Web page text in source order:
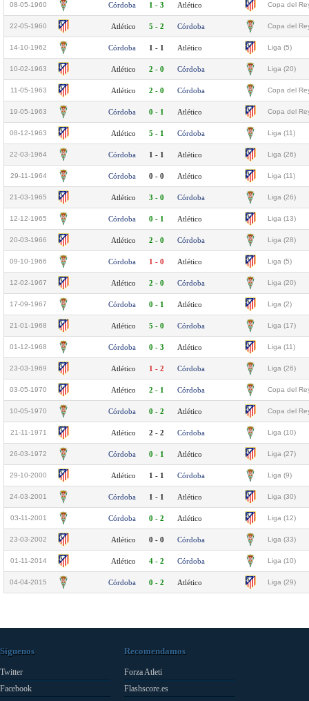
08-05-1960 Córdoba 1 - 3 Atlético Copa del
22-05-1960 Atlético 5 - 2 Córdoba Copa del
14-10-1962 Córdoba 1 - 1 Atlético Liga (5)
10-02-1963 Atlético 2 - 0 Córdoba Liga (20)
11-05-1963 Atlético 2 - 0 Córdoba Copa del
19-05-1963 Córdoba 0 - 1 Atlético Copa del
08-12-1963 Atlético 5 - 1 Córdoba Liga (11)
22-03-1964 Córdoba 1 - 1 Atlético Liga (26)
29-11-1964 Córdoba 0 - 0 Atlético Liga (11)
21-03-1965 Atlético 3 - 0 Córdoba Liga (26)
12-12-1965 Córdoba 0 - 1 Atlético Liga (13)
20-03-1966 Atlético 2 - 0 Córdoba Liga (28)
09-10-1966 Córdoba 1 - 0 Atlético Liga (5)
12-02-1967 Atlético 2 - 0 Córdoba Liga (20)
17-09-1967 Córdoba 0 - 1 Atlético Liga (2)
21-01-1968 Atlético 5 - 0 Córdoba Liga (17)
01-12-1968 Córdoba 0 - 3 Atlético Liga (11)
23-03-1969 Atlético 1 - 2 Córdoba Liga (26)
03-05-1970 Atlético 2 - 1 Córdoba Copa del
10-05-1970 Córdoba 0 - 2 Atlético Copa del
21-11-1971 Atlético 2 - 2 Córdoba Liga (10)
26-03-1972 Córdoba 0 - 1 Atlético Liga (27)
29-10-2000 Atlético 1 - 1 Córdoba Liga (9)
24-03-2001 Córdoba 1 - 1 Atlético Liga (30)
03-11-2001 Córdoba 0 - 2 Atlético Liga (12)
23-03-2002 Atlético 0 - 0 Córdoba Liga (33)
01-11-2014 Atlético 4 - 2 Córdoba Liga (10)
04-04-2015 Córdoba 0 - 2 Atlético Liga (29)
Síguenos
Twitter
Facebook
Recomendamos
Forza Atleti
Flashscore.es